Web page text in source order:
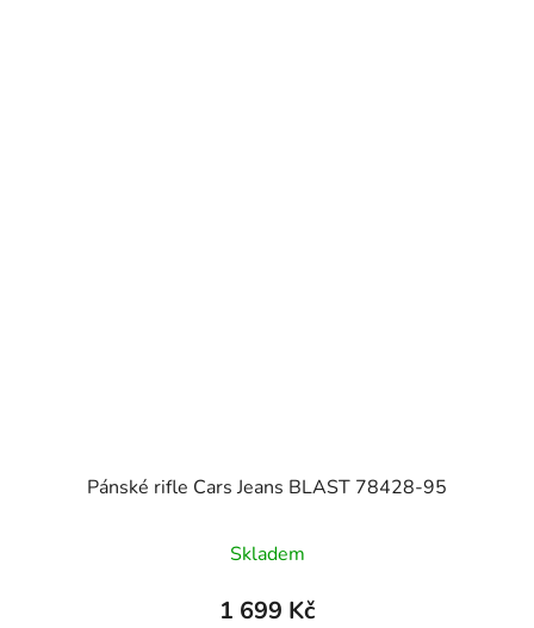
Pánské rifle Cars Jeans BLAST 78428-95
Skladem
1 699 Kč